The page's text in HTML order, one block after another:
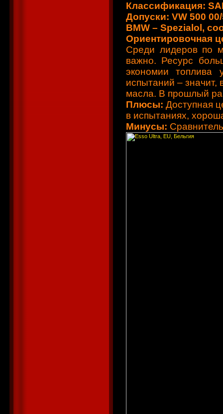
Классификация:
Допуски: VW 500
BMW – Spezialol,
Ориентировочная
Среди лидеров по
важно. Ресурс
экономии топлива
испытаний – значит,
масла. В прошлый
Плюсы:Доступная
в испытаниях,
Минусы: